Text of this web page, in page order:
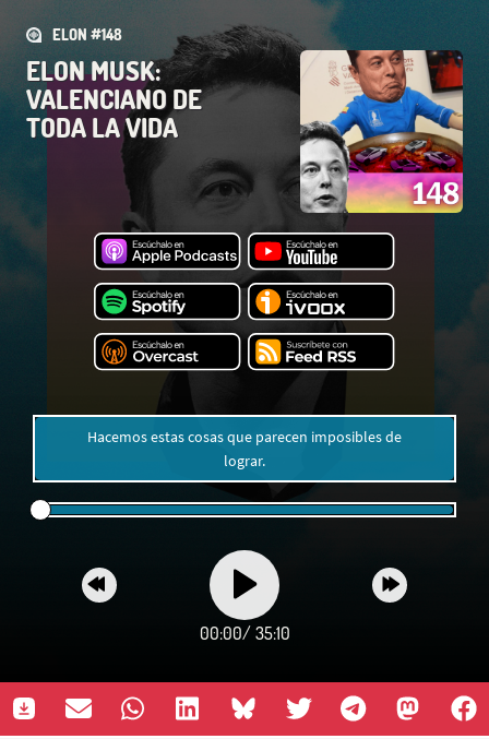
ELON #148
ELON MUSK:
VALENCIANO DE
TODA LA VIDA
Hacemos estas cosas que parecen imposibles de
lograr.
00:00/ 35:10